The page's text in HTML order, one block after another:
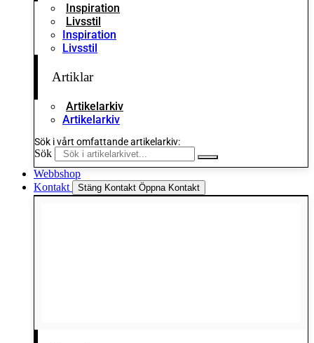
Inspiration
Livsstil
Inspiration
Livsstil
Artiklar
Artikelarkiv
Artikelarkiv
Sök i vårt omfattande artikelarkiv:
Sök
Webbshop
Kontakt
Stäng Kontakt Öppna Kontakt